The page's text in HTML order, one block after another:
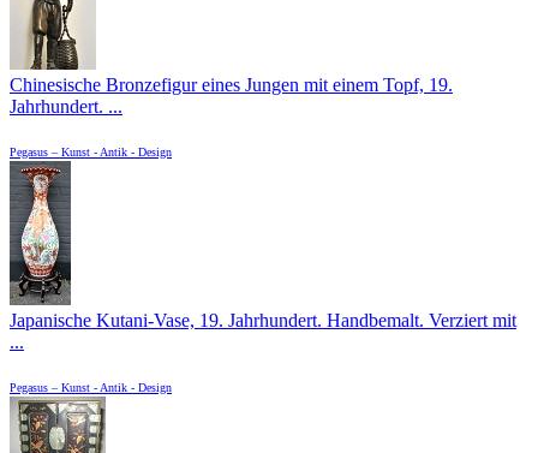
Chinesische Bronzefigur eines Jungen mit einem Topf, 19.
Jahrhundert. ...
Pegasus – Kunst - Antik - Design
Japanische Kutani-Vase, 19. Jahrhundert. Handbemalt. Verziert mit
...
Pegasus – Kunst - Antik - Design